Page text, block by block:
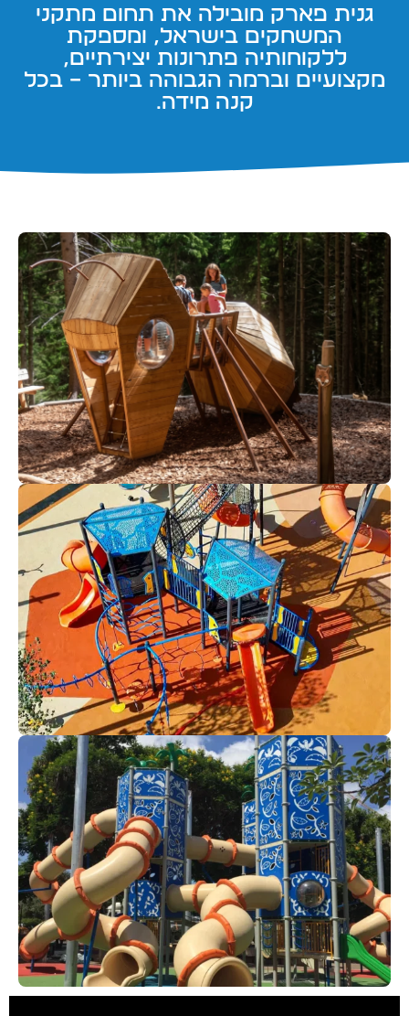
גנית פארק מובילה את תחום מתקני
המשחקים בישראל, ומספקת
ללקוחותיה פתרונות יצירתיים,
מקצועיים וברמה הגבוהה ביותר – בכל
קנה מידה.